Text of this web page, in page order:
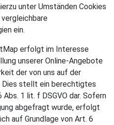
unter Umständen Cookies
ein.
erfolgt im Interesse
unserer Online-Angebote
der von uns auf der
Dies stellt ein berechtigtes
1 lit. f DSGVO dar. Sofern
abgefragt wurde, erfolgt
auf Grundlage von Art. 6